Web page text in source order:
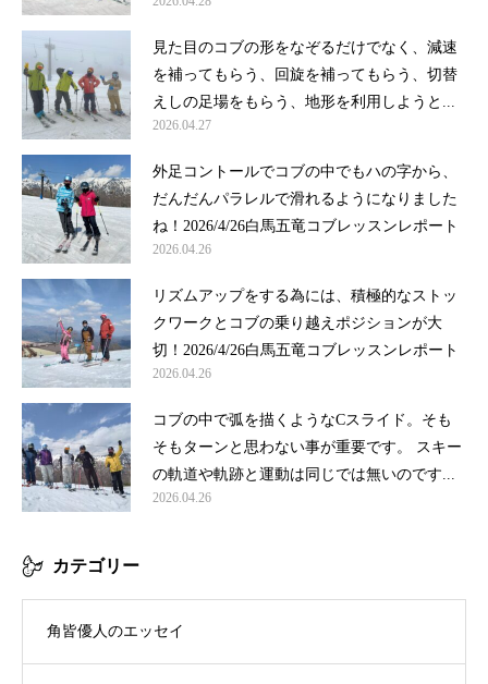
見た目のコブの形をなぞるだけでなく、減速
を補ってもらう、回旋を補ってもらう、切替
えしの足場をもらう、地形を利用しようと...
2026.04.27
外足コントールでコブの中でもハの字から、
だんだんパラレルで滑れるようになりました
ね！2026/4/26白馬五竜コブレッスンレポート
2026.04.26
リズムアップをする為には、積極的なストッ
クワークとコブの乗り越えポジションが大
切！2026/4/26白馬五竜コブレッスンレポート
2026.04.26
コブの中で弧を描くようなCスライド。そも
そもターンと思わない事が重要です。 スキー
の軌道や軌跡と運動は同じでは無いのです...
2026.04.26
カテゴリー
角皆優人のエッセイ